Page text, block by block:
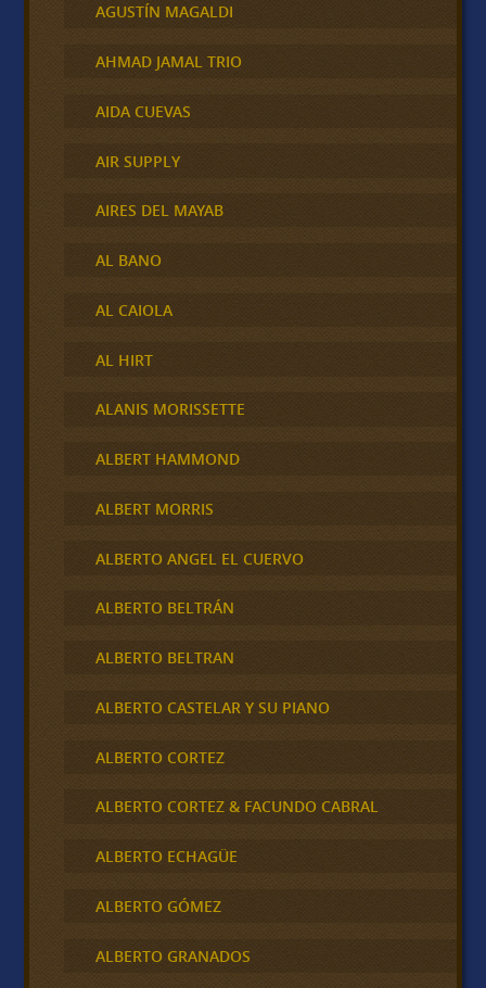
AGUSTÍN MAGALDI
AHMAD JAMAL TRIO
AIDA CUEVAS
AIR SUPPLY
AIRES DEL MAYAB
AL BANO
AL CAIOLA
AL HIRT
ALANIS MORISSETTE
ALBERT HAMMOND
ALBERT MORRIS
ALBERTO ANGEL EL CUERVO
ALBERTO BELTRÁN
ALBERTO BELTRAN
ALBERTO CASTELAR Y SU PIANO
ALBERTO CORTEZ
ALBERTO CORTEZ & FACUNDO CABRAL
ALBERTO ECHAGÜE
ALBERTO GÓMEZ
ALBERTO GRANADOS